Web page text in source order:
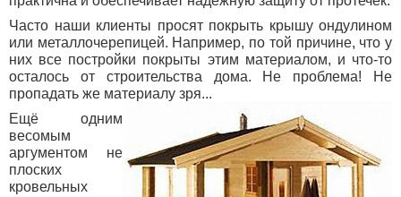
Часто наши клиенты просят покрыть крышу ондулином
или металлочерепицей. Например, по той причине, что у
них все постройки покрыты этим материалом, и что-то
осталось от строительства дома. Не проблема! Не
пропадать же материалу зря...
Ещё одним
весомым
аргументом не
плоских
кровельных